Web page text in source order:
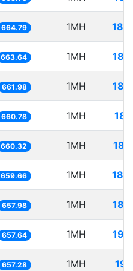
664.79 1MH
663.64 1MH
661.98 1MH
660.78 1MH
660.32 1MH
659.66 1MH
657.98 1MH
657.64 1MH
657.28 1MH